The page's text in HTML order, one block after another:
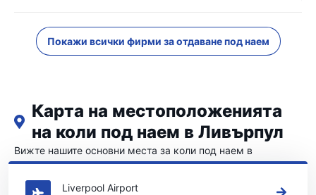
Покажи всички фирми за отдаване под наем
Карта на местоположенията
на коли под наем в Ливърпул
Вижте нашите основни места за коли под наем в
Ливърпул
Liverpool Airport